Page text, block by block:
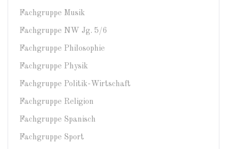
Fachgruppe Musik
Fachgruppe NW Jg. 5/6
Fachgruppe Philosophie
Fachgruppe Physik
Fachgruppe Politik-Wirtschaft
Fachgruppe Religion
Fachgruppe Spanisch
Fachgruppe Sport